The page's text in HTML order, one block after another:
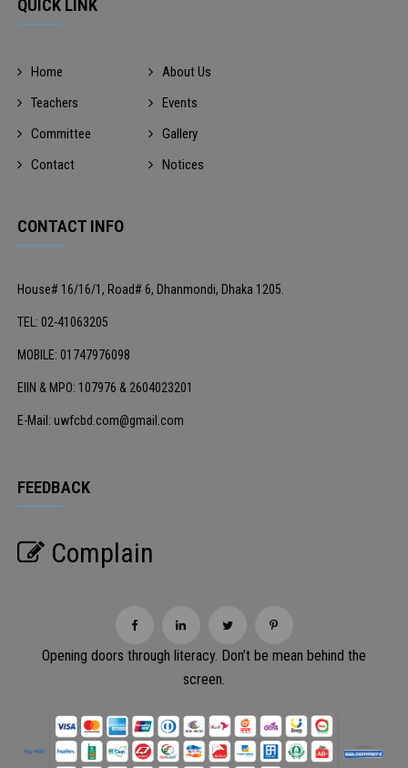
QUICK LINK
Home
About Us
Teachers
Events
Committee
Gallery
Contact
Notices
CONTACT INFO
House# 16/16/1, Road# 6, Dhanmondi, Dhaka 1205.
TEL: 02-41063205
MOBILE: 01747976098
EIIN & MPO: 107976 & 2604023201
E-Mail: uwfcbd.com@gmail.com
FEEDBACK
Complain
Opening doors through literacy. Don’t be mean behind the
screen.